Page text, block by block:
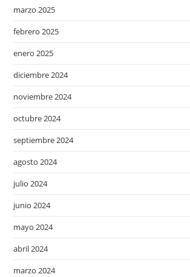
marzo 2025
febrero 2025
enero 2025
diciembre 2024
noviembre 2024
octubre 2024
septiembre 2024
agosto 2024
julio 2024
junio 2024
mayo 2024
abril 2024
marzo 2024